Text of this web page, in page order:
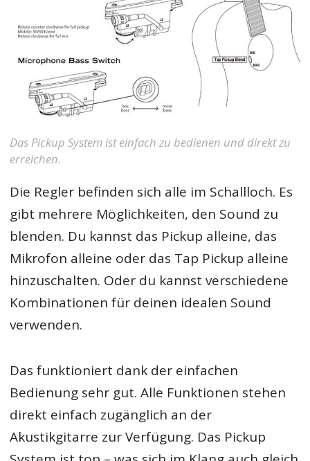
Das Pickup System ist einfach zu bedienen und direkt zu
erreichen.
Die Regler befinden sich alle im Schallloch. Es
gibt mehrere Möglichkeiten, den Sound zu
blenden. Du kannst das Pickup alleine, das
Mikrofon alleine oder das Tap Pickup alleine
hinzuschalten. Oder du kannst verschiedene
Kombinationen für deinen idealen Sound
verwenden.
Das funktioniert dank der einfachen
Bedienung sehr gut. Alle Funktionen stehen
direkt einfach zugänglich an der
Akustikgitarre zur Verfügung. Das Pickup